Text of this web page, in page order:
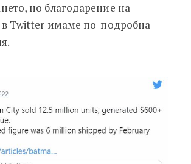
но благодарение на
в Twitter имаме по-подробна